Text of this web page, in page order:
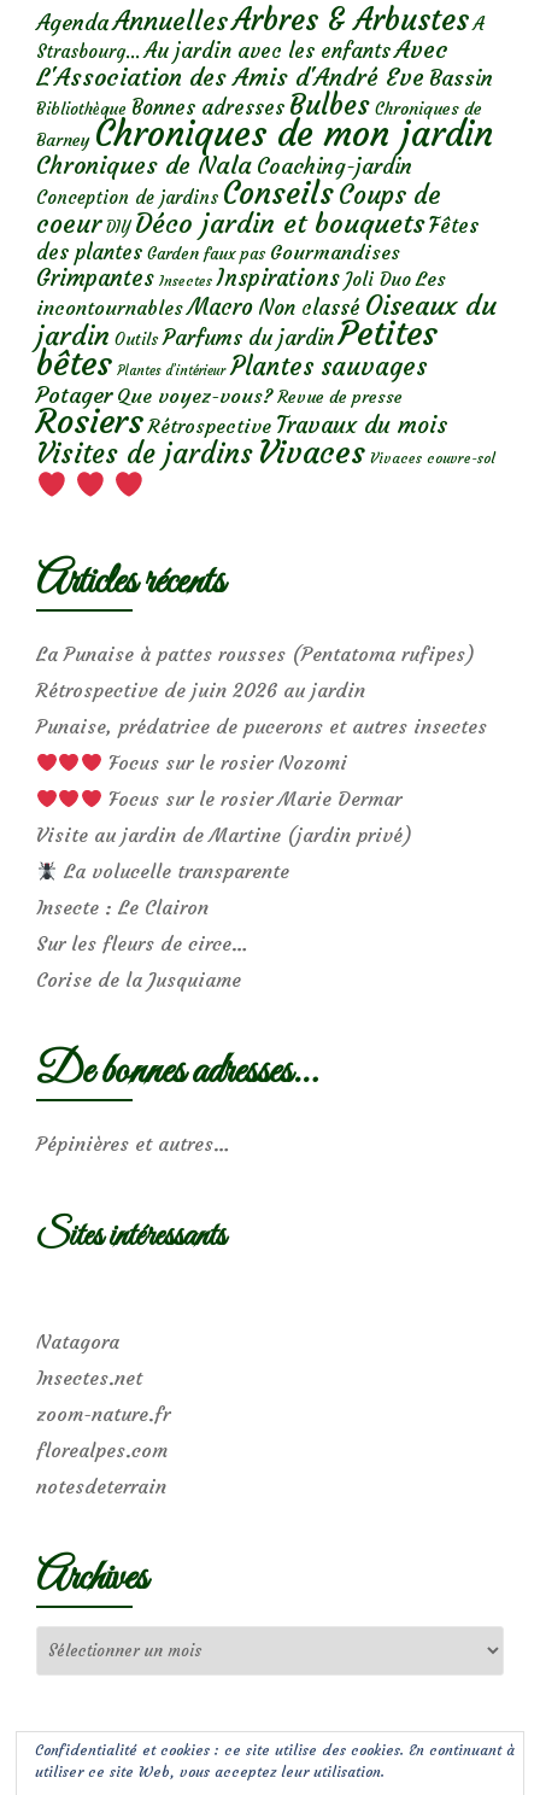
AgendaAnnuellesArbres & Arbustes A
Strasbourg... Au jardin avec les enfantsAvec
L'Association des Amis d'André Eve Bassin
Bibliothèque Bonnes adresses Bulbes Chroniques de
Barney Chroniques de mon jardin
Chroniques de Nala Coaching-jardin
Conception de jardins ConseilsCoups de
coeur DIY Déco jardin et bouquetsFêtes
des plantes Garden faux pas Gourmandises
Grimpantes Insectes Inspirations Joli Duo Les
incontournables Macro Non classé Oiseaux du
jardin Outils Parfums du jardinPetites
bêtes Plantes d’intérieur Plantes sauvages
Potager Que voyez-vous? Revue de presse
Rosiers Rétrospective Travaux du mois
Visites de jardins Vivaces Vivaces couvre-sol
Articles récents
La Punaise à pattes rousses (Pentatoma rufipes)
Rétrospective de juin 2026 au jardin
Punaise, prédatrice de pucerons et autres insectes
Focus sur le rosier Nozomi
Focus sur le rosier Marie Dermar
Visite au jardin de Martine (jardin privé)
La volucelle transparente
Insecte : Le Clairon
Sur les fleurs de circe…
Corise de la Jusquiame
De bonnes adresses…
Pépinières et autres…
Sites intéressants
Natagora
Insectes.net
zoom-nature.fr
florealpes.com
notesdeterrain
Archives
Confidentialité et cookies : ce site utilise des cookies. En continuant à
utiliser ce site Web, vous acceptez leur utilisation.